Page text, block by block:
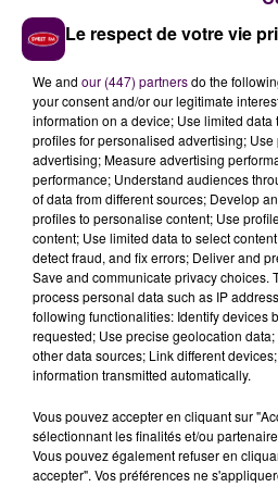
structures gonflables et tente
aux familles de se reconnecter
TROIS ÉTOILES ET
VENIR
Avec ses six cabanes de bois
Le respect de votre vie
We and our (447) partnersdo the
your consent and/or our legitimate
information on a device; Use limited
profiles for personalised advertising;
advertising; Measure advertising
performance; Understand audiences
of data from different sources; Develop
profiles to personalise content; Use
content; Use limited data to select
detect fraud, and fix errors; Deliver and
Save and communicate privacy choices.
process personal data such as IP
following functionalities: Identify devices
requested; Use precise geolocation
other data sources; Link different
information transmitted automatically.
Vous pouvez accepter en cliquant sur
sélectionnant les finalités et/ou
Vous pouvez également refuser en
accepter". Vos préférences ne